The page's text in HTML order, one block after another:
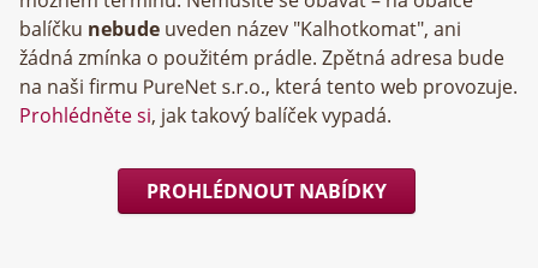
balíčku nebude uveden název "Kalhotkomat", ani
žádná zmínka o použitém prádle. Zpětná adresa bude
na naši firmu
, která tento web provozuje.
Prohlédněte si, jak takový balíček vypadá.
PROHLÉDNOUT NABÍDKY